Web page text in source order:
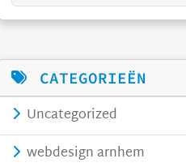
CATEGORIEËN
Uncategorized
webdesign arnhem